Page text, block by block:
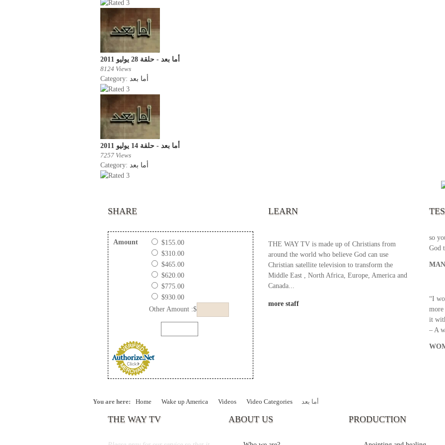
أما بعد - حلقة 28 يوليو 2011
8124 Views
Category: أما بعد
أما بعد - حلقة 14 يوليو 2011
7257 Views
Category: أما بعد
SHARE
Amount
$155.00
$310.00
$465.00
$620.00
$775.00
$930.00
Other Amount :$
LEARN
THE WAY TV is made up of Christians from
around the world who believe God can use
Christian satellite television to transform the
Middle East , North Africa, Europe, America and
Canada...
more staff
your
so
God
“I
it
– A
You are here: Home Wake up America Videos Video Categories أما بعد
THE WAY TV ABOUT US PRODUCTION